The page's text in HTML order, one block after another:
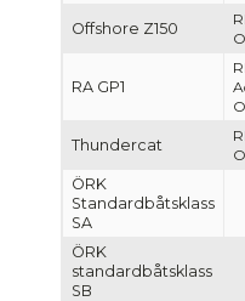
Offshore Z150
RA GP1
Thundercat
ÖRK
Standardbåtsklass
SA
ÖRK
standardbåtsklass
SB